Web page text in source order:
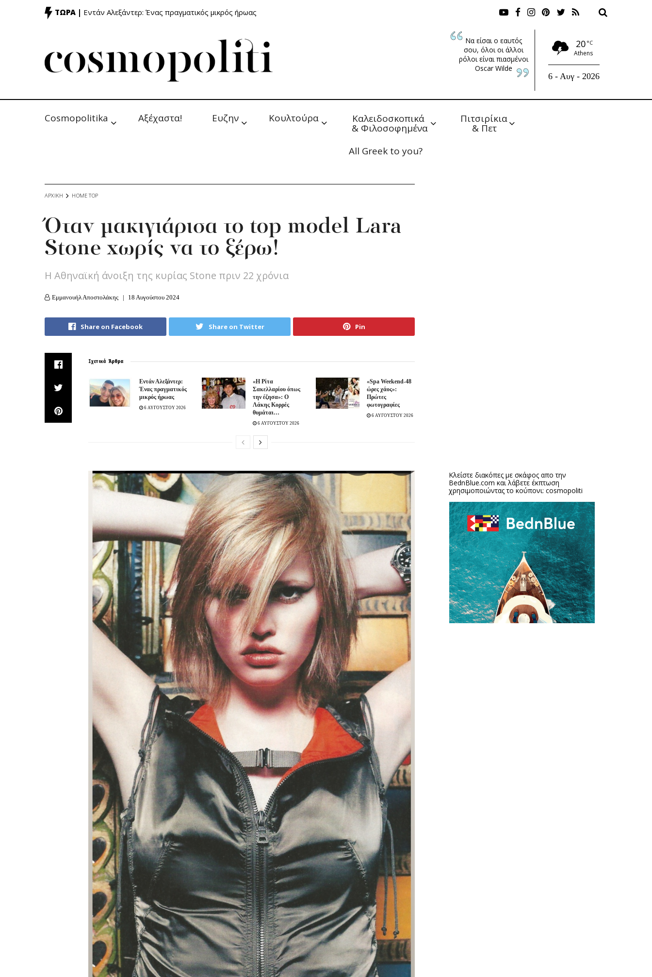
ΤΩΡΑ | Εντάν Αλεξάντερ: Ένας πραγματικός μικρός ήρωας
Να είσαι ο εαυτός
σου, όλοι οι άλλοι
ρόλοι είναι πιασμένοι
Oscar Wilde
20 °C
Athens
6 - Αυγ - 2026
Cosmopolitika Αξέχαστα! Ευζην Κουλτούρα Καλειδοσκοπικά
& Φιλοσοφημένα
Πιτσιρίκια
& Πετ
All Greek to you?
ΑΡΧΙΚΗ HOME TOP
Όταν μακιγιάρισα το top model Lara
Stone χωρίς να το ξέρω!
Η Αθηναϊκή άνοιξη της κυρίας Stone πριν 22 χρόνια
Εμμανουήλ Αποστολάκης 18 Αυγούστου 2024
Share on Facebook Share on Twitter Pin
Σχετικά Άρθρα
Εντάν Αλεξάντερ:
Ένας πραγματικός
μικρός ήρωας
6 ΑΥΓΟΥΣΤΟΥ 2026
«Η Ρίτα
Σακελλαρίου όπως
την έζησα»: Ο
Λάκης Κορρές
θυμάται…
6 ΑΥΓΟΥΣΤΟΥ 2026
«Spa Weekend-48
ώρες χάος»:
Πρώτες
φωτογραφίες
6 ΑΥΓΟΥΣΤΟΥ 2026
Κλείστε διακόπες με σκάφος απο την
BednBlue.com και λάβετε έκπτωση
χρησιμοποιώντας το κούπονι: cosmopoliti